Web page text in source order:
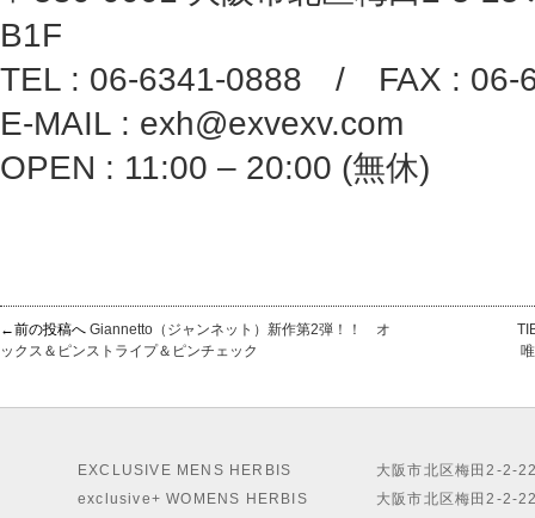
B1F
TEL : 06-6341-0888 / FAX : 06-
E-MAIL : exh@exvexv.com
OPEN : 11:00 – 20:00 (無休)
←前の投稿へ Giannetto（ジャンネット）新作第2弾！！ オ
ックス＆ピンストライプ＆ピンチェック
唯一無二
EXCLUSIVE MENS HERBIS
exclusive+ WOMENS HERBIS
大阪市北区梅田2-2-
大阪市北区梅田2-2-